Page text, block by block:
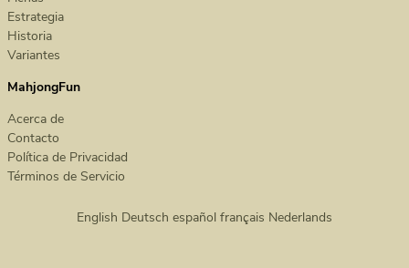
Estrategia
Historia
Variantes
MahjongFun
Acerca de
Contacto
Política de Privacidad
Términos de Servicio
English Deutsch español français Nederlands